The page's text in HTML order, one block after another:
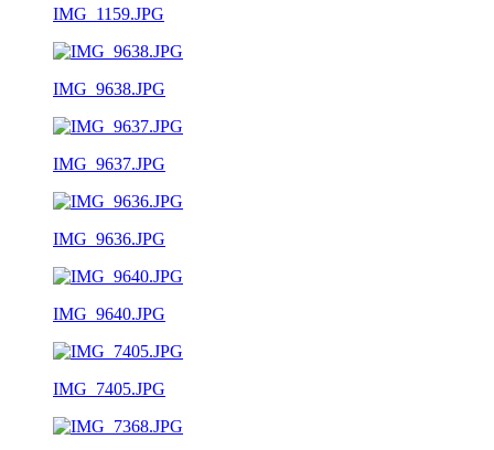
IMG_1159.JPG
IMG_9638.JPG
IMG_9637.JPG
IMG_9636.JPG
IMG_9640.JPG
IMG_7405.JPG